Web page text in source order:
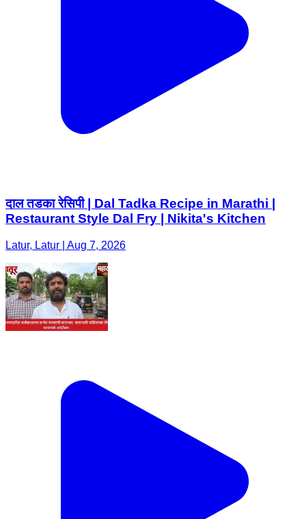
दाल तडका रेसिपी | Dal Tadka Recipe in Marathi |
Restaurant Style Dal Fry | Nikita's Kitchen
Latur, Latur | Aug 7, 2026